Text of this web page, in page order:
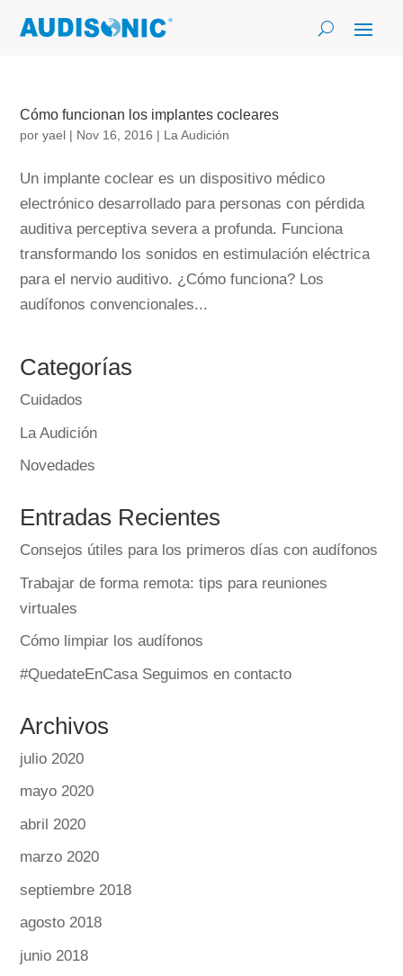
Cómo funcionan los implantes cocleares
poryael | Nov 16, 2016 | La Audición
Un implante coclear es un dispositivo médico
electrónico desarrollado para personas con pérdida
auditiva perceptiva severa a profunda. Funciona
transformando los sonidos en estimulación eléctrica
para el nervio auditivo. ¿Cómo funciona? Los
audífonos convencionales...
Categorías
Cuidados
La Audición
Novedades
Entradas Recientes
Consejos útiles para los primeros días con audífonos
Trabajar de forma remota: tips para reuniones
virtuales
Cómo limpiar los audífonos
#QuedateEnCasa Seguimos en contacto
Archivos
julio 2020
mayo 2020
abril 2020
marzo 2020
septiembre 2018
agosto 2018
junio 2018